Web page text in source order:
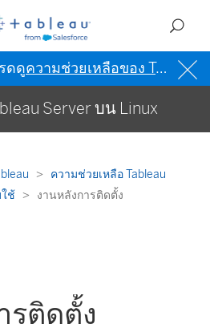
ดดูความช่วยเหลือของ Tableau เป็นภาษาอังกฤษ (สหรัฐอเมริกา)
Server บน Linux
ความช่วยเหลือ Tableau
ช้ งานหลังการติดตั้ง
รติดตั้ง